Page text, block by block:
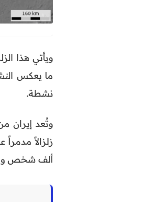
ما يعكس
نشطة.
وتُعد إيران
ألف شخص وإصابة ما يزيد عن 100